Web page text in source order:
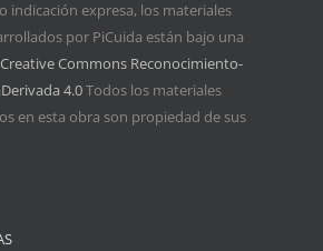
indicación expresa, los materiales
por PiCuida están bajo una
Commons Reconocimiento-
4.0Todos los materiales
en esta obra son propiedad de sus